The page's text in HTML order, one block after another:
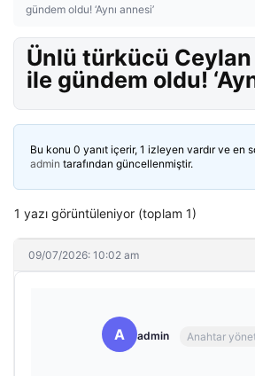
gündem oldu! ‘Aynı annesi’
Ünlü türkücü
ile gündem oldu!
Bu konu 0 yanıt içerir, 1 izleyen vardır ve en
admin tarafından güncellenmiştir.
1 yazı görüntüleniyor (toplam 1)
09/07/2026: 10:02 am
A admin Anahtar